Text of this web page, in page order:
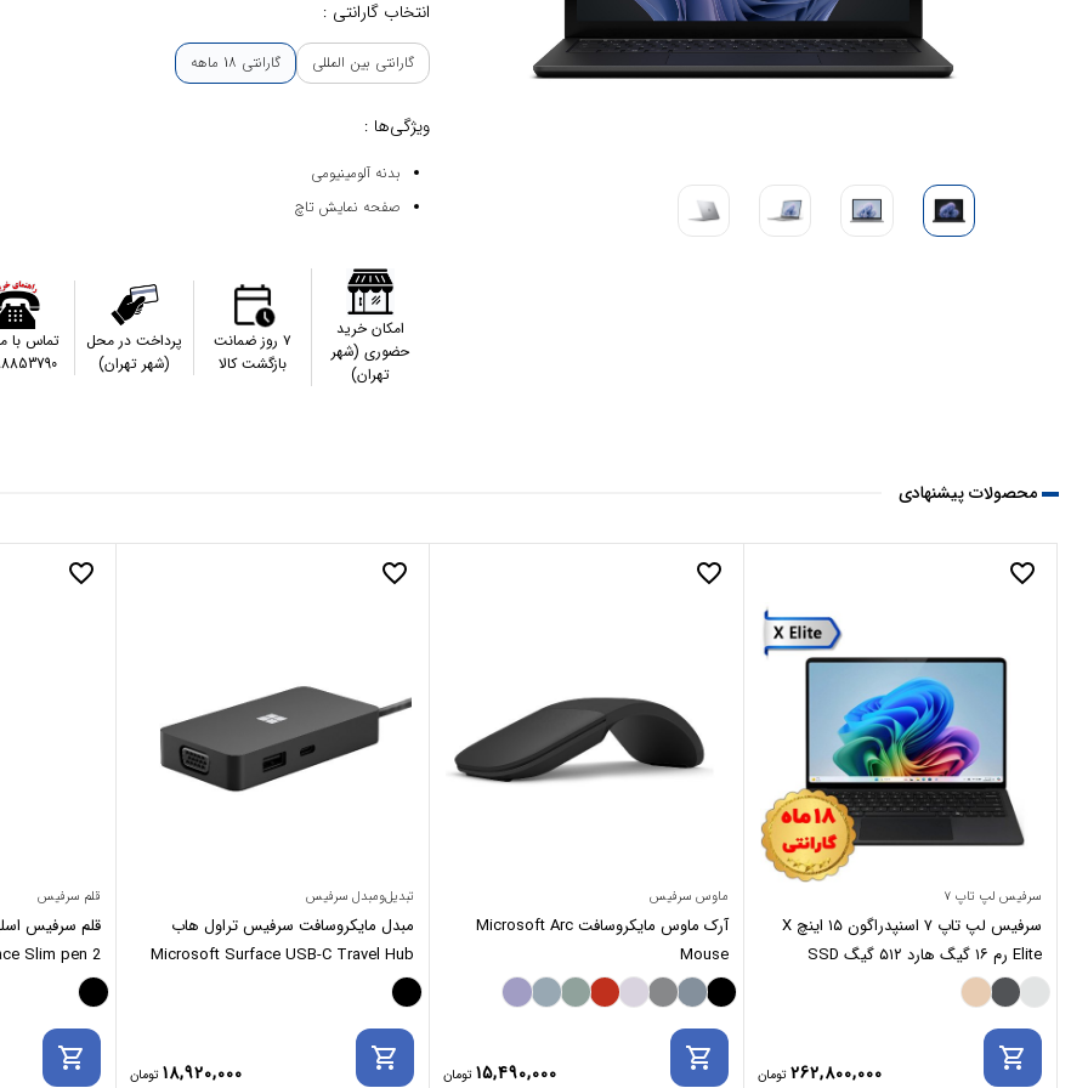
انتخاب گارانتی :
گارانتی بین المللی گارانتی 18 ماهه
ویژگی‌ها :
بدنه آلومینیومی
صفحه نمایش تاچ
امکان خرید
حضوری (شهر
تهران)
۷ روز ضمانت
بازگشت کالا
پرداخت در محل
(شهر تهران)
تماس با
محصولات پیشنهادی
favorite_border
سرفیس لپ تاپ ۷
سرفیس لپ تاپ ۷ اسنپدراگون ۱۵ اینچ X
Elite رم ۱۶ گیگ هارد ۵۱۲ گیگ SSD
مایکروسافت
262,800,000
shopping_cart
favorite_border
ماوس سرفیس
آرک ماوس مایکروسافت Microsoft Arc
Mouse
15,490,000
shopping_cart
favorite_border
تبدیل‌ومبدل سرفیس
مبدل مایکروسافت سرفیس تراول هاب
Microsoft Surface USB-C Travel Hub
18,920,000
shopping_cart
favorite_border
قلم سرفیس
Surface Slim pen 2 (شارژی)
shopping_cart